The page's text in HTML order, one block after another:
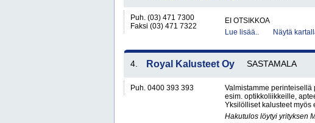
Puh. (03) 471 7300
Faksi (03) 471 7322
EI OTSIKKOA
Lue lisää..
Näytä
4. Royal Kalusteet Oy SASTAMALA
Puh. 0400 393 393
Valmistamme
esim. optikkoliikkeille,
Yksilölliset kalusteet
Hakutulos löytyi yrityksen